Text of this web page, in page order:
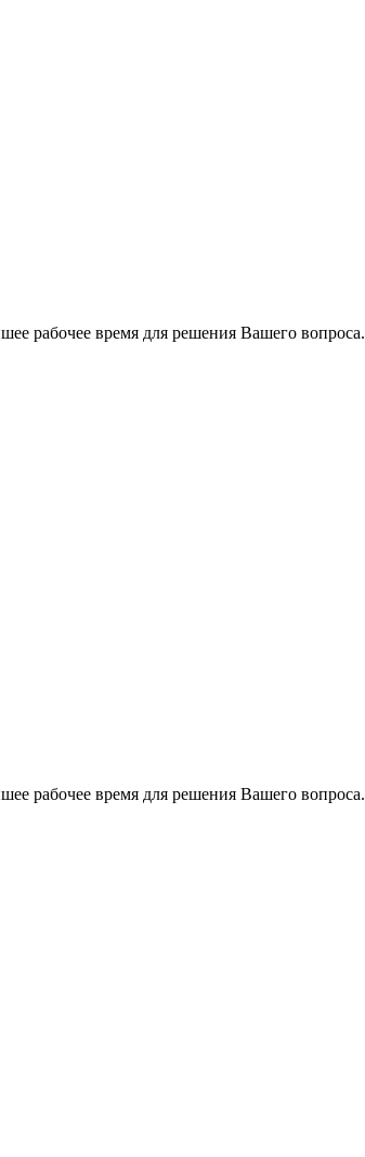
рабочее время для решения Вашего вопроса.
рабочее время для решения Вашего вопроса.